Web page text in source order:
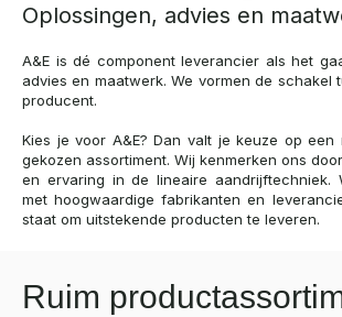
Oplossingen, advies en
A&E is dé component leverancier als het
advies en maatwerk. We vormen de schakel
producent.
Kies je voor A&E? Dan valt je keuze op een
gekozen assortiment. Wij kenmerken ons
en ervaring in de lineaire aandrijftechniek.
met hoogwaardige fabrikanten en
staat om uitstekende producten te leveren.
Ruim